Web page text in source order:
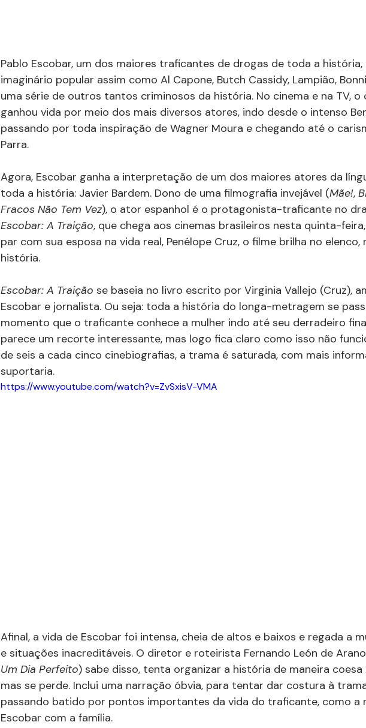
Pablo Escobar, um dos maiores traficantes de drogas de toda a
imaginário popular assim como Al Capone, Butch Cassidy, Lampião,
uma série de outros tantos criminosos da história. No cinema e na TV, o
ganhou vida por meio dos mais diversos atores, indo desde o intenso
passando por toda inspiração de Wagner Moura e chegando até o
Parra.
Agora, Escobar ganha a interpretação de um dos maiores atores da
toda a história: Javier Bardem. Dono de uma filmografia invejável (Mãe!,
Fracos Não Tem Vez), o ator espanhol é o protagonista-traficante no
Escobar: A Traição, que chega aos cinemas brasileiros nesta quinta-feira,
par com sua esposa na vida real, Penélope Cruz, o filme brilha no elenco,
história.
Escobar: A Traição se baseia no livro escrito por Virginia Vallejo (Cruz),
Escobar e jornalista. Ou seja: toda a história do longa-metragem se
momento que o traficante conhece a mulher indo até seu derradeiro
parece um recorte interessante, mas logo fica claro como isso não
de seis a cada cinco cinebiografias, a trama é saturada, com mais
suportaria.
https://www.youtube.com/watch?v=ZvSxisV-VMA
Afinal, a vida de Escobar foi intensa, cheia de altos e baixos e regada a
e situações inacreditáveis. O diretor e roteirista Fernando León de
Um Dia Perfeito) sabe disso, tenta organizar a história de maneira coesa
mas se perde. Inclui uma narração óbvia, para tentar dar costura à
passando batido por pontos importantes da vida do traficante, como a
Escobar com a família.